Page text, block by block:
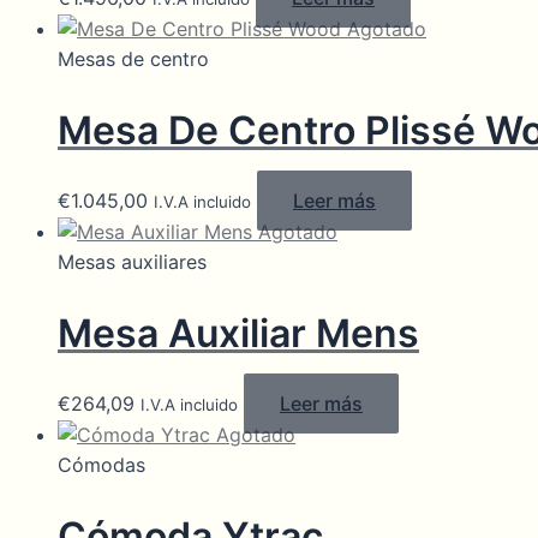
Agotado
Mesas de centro
Mesa De Centro Plissé
€1.045,00 I.V.A incluido
Leer más
Agotado
Mesas auxiliares
Mesa Auxiliar Mens
€264,09 I.V.A incluido
Leer más
Agotado
Cómodas